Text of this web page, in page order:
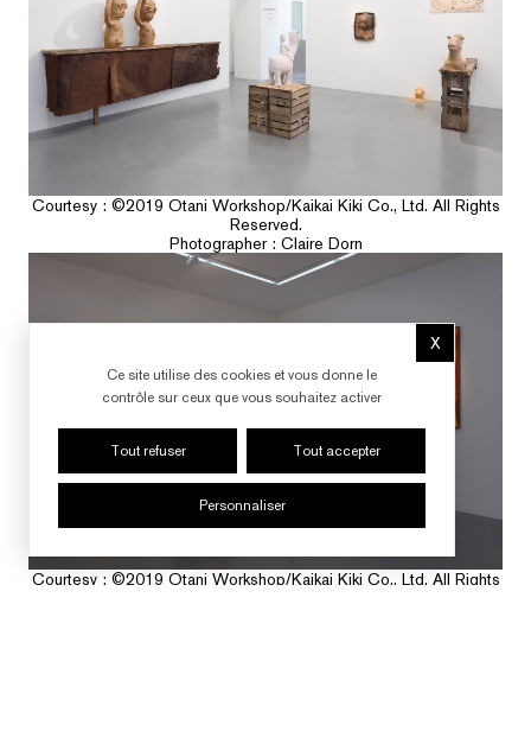
Ce site utilise des cookies et vous donne le
contrôle sur ceux que vous souhaitez activer
Tout accepter
Tout refuser
Personnaliser
XMasquer le
Courtesy : ©️2019 Otani Workshop/Kaikai Kiki Co., Ltd. All Rights
Reserved.
Photographer : Claire Dorn
Courtesy : ©️2019 Otani Workshop/Kaikai Kiki Co., Ltd. All Rights